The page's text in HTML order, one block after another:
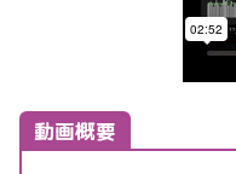
動画概要